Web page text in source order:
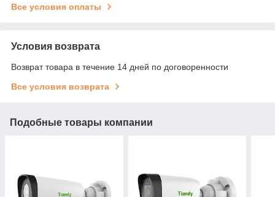
Все условия оплаты
Условия возврата
Возврат товара в течение 14 дней по договоренности
Все условия возврата
Подобные товары компании